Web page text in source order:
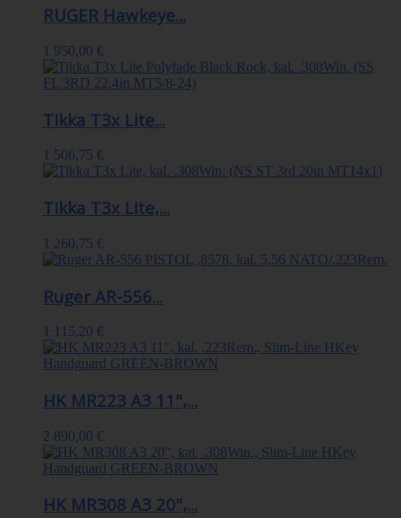
RUGER Hawkeye...
1 950,00 €
Tikka T3x Lite...
1 506,75 €
Tikka T3x Lite,...
1 260,75 €
Ruger AR-556...
1 115,20 €
HK MR223 A3 11",...
2 890,00 €
HK MR308 A3 20",...